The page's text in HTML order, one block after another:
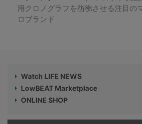
用クロノグラフを彷彿させる注目の
ロブランド
Watch LIFE NEWS
LowBEAT Marketplace
ONLINE SHOP